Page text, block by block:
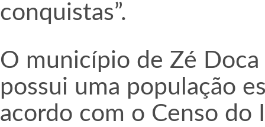
conquistas”.
O município de Zé
possui uma população
acordo com o Censo